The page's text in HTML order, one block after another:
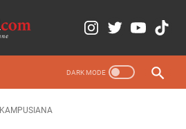
KAMPUSIANA